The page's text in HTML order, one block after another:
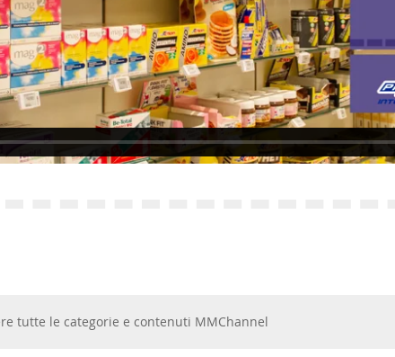
tutte le categorie e contenuti MMChannel